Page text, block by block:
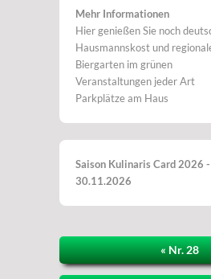
Mehr Informationen
Hier genießen Sie noch
Hausmannskost und
Biergarten im grünen
Veranstaltungen jeder Art
Parkplätze am Haus
Saison Kulinaris Card 2026
30.11.2026
« Nr. 28